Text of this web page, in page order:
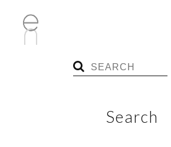
Search